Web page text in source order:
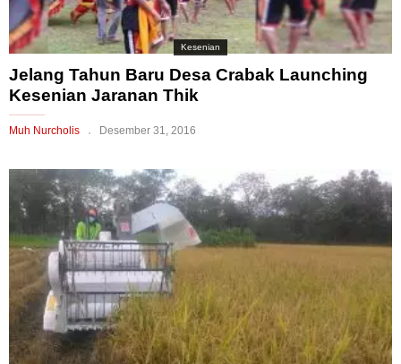
Kesenian
Jelang Tahun Baru Desa Crabak Launching
Kesenian Jaranan Thik
Muh Nurcholis Desember 31, 2016